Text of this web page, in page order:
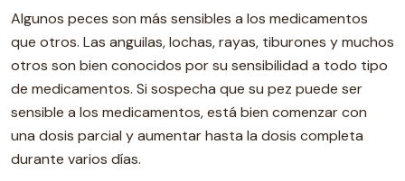
Algunos peces son más sensibles a los medicamentos
que otros. Las anguilas, lochas, rayas, tiburones y muchos
otros son bien conocidos por su sensibilidad a todo tipo
de medicamentos. Si sospecha que su pez puede ser
sensible a los medicamentos, está bien comenzar con
una dosis parcial y aumentar hasta la dosis completa
durante varios días.